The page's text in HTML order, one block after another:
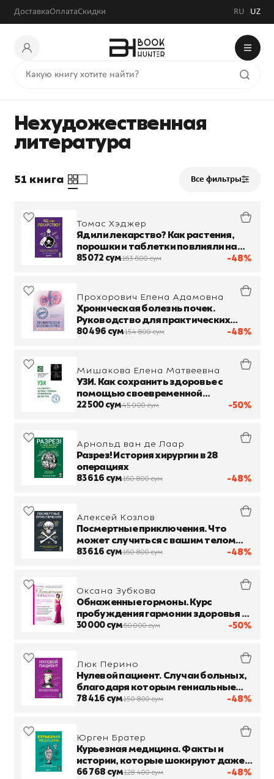
ДоставкаОплатаСкидки RU UZ
Нехудожественная
литература
51 книга Все фильтры
-48%
Томас Хэджер
Яд или лекарство? Как растения,
порошки и таблетки повлияли на
историю медицины
85 072 сум163 600 сум
-48%
Прохорович Елена Адамовна
Хроническая болезнь почек.
Руководство для практических
врачей
80 496 сум154 800 сум
-50%
Мишакова Елена Матвеевна
УЗИ. Как сохранить здоровье с
помощью своевременной
диагностики
22 500 сум45 000 сум
-48%
Арнольд ван де Лаар
Разрез! История хирургии в 28
операциях
83 616 сум160 800 сум
-48%
Алексей Козлов
Посмертные приключения. Что
может случиться с вашим телом
после смерти?
83 616 сум160 800 сум
-50%
Оксана Зубкова
Обнаженные гормоны. Курс
пробуждения гармонии здоровья и
тела
30 000 сум60 000 сум
-48%
Люк Перино
Нулевой пациент. Случаи больных,
благодаря которым гениальные
врачи стали известными
78 416 сум150 800 сум
-48%
Юрген Братер
Курьезная медицина. Факты и
истории, которые шокируют даже
врачей
66 768 сум128 400 сум